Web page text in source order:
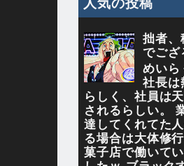
人気の投稿
拙者、
でござ
めいら
社長は
らしく、社員は
されるらしい。
達してくれてた
る場合は大体修
菓子店で働いて